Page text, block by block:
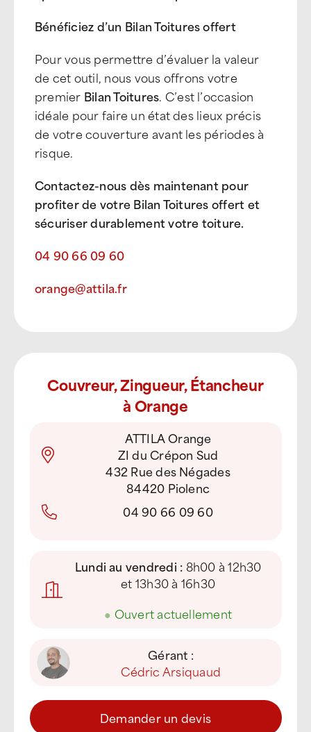
Bénéficiez d’un Bilan Toitures offert
Pour vous permettre d’évaluer la valeur
de cet outil, nous vous offrons votre
premier Bilan Toitures. C’est l’occasion
idéale pour faire un état des lieux précis
de votre couverture avant les périodes à
risque.
Contactez-nous dès maintenant pour
profiter de votre Bilan Toitures offert et
sécuriser durablement votre toiture.
04 90 66 09 60
orange@attila.fr
Couvreur, Zingueur, Étancheur
à Orange
ATTILA Orange
ZI du Crépon Sud
432 Rue des Négades
84420 Piolenc
04 90 66 09 60
Lundi au vendredi : 8h00 à 12h30
et 13h30 à 16h30
● Ouvert actuellement
Gérant :
Cédric Arsiquaud
Demander un devis